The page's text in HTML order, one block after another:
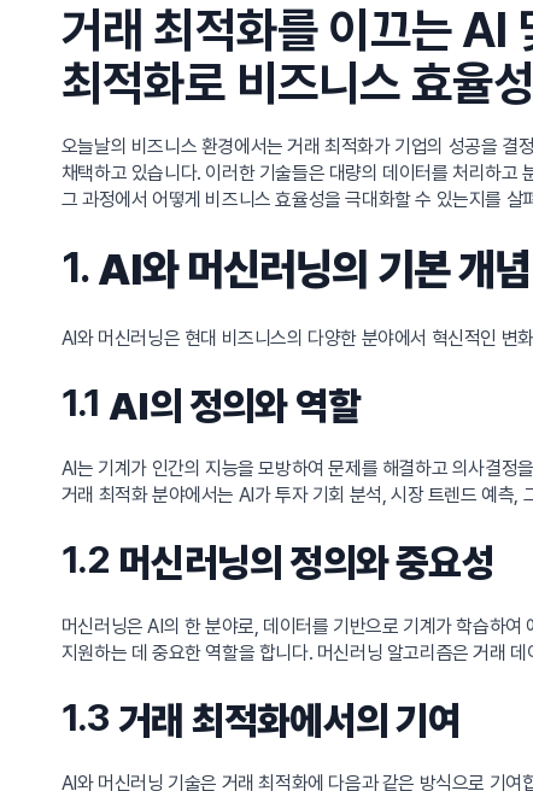
거래 최적화를 이끄는 AI
최적화로 비즈니스 효율
오늘날의 비즈니스 환경에서는 거래 최적화가 기업의 성공을
채택하고 있습니다. 이러한 기술들은 대량의 데이터를 처리하
그 과정에서 어떻게 비즈니스 효율성을 극대화할 수 있는지를 살
1.AI와 머신러닝의 기본 개
AI와 머신러닝은 현대 비즈니스의 다양한 분야에서 혁신적인 변
1.1 AI의 정의와 역할
AI는 기계가 인간의 지능을 모방하여 문제를 해결하고 의사결정
거래 최적화 분야에서는 AI가 투자 기회 분석, 시장 트렌드 예측,
1.2 머신러닝의 정의와 중요성
머신러닝은 AI의 한 분야로, 데이터를 기반으로 기계가 학습하
지원하는 데 중요한 역할을 합니다. 머신러닝 알고리즘은 거래
1.3거래 최적화에서의 기여
AI와 머신러닝 기술은 거래 최적화에 다음과 같은 방식으로 기여